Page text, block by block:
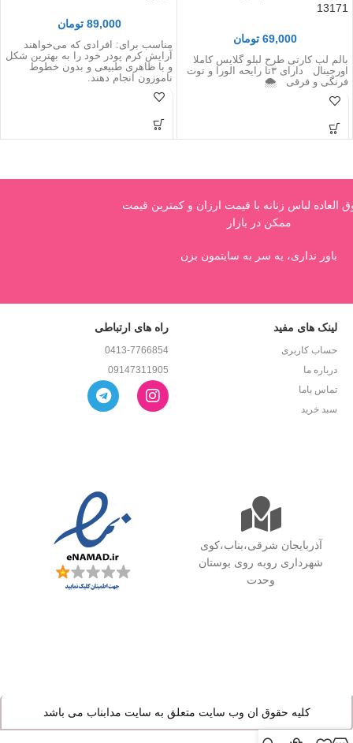
13171
69,000 تومان
بالم لب کارتی طرح لبلو گلايس كاملا
اورجينال دارای ۳تا رایحه الورا و توت
فرنگی و فرقی 🌨
89,000 تومان
مناسب برای: افرادی که می‌خواهند
آرایش کرم پودر خود را به بهترین شکل
و با ظاهری طبیعی و بدون خطوط
ناموزون انجام دهند.
لباس زنانه با قیمت ارزان و کمترین قیمت
ممکن در بازار
باور نداری، یه سر به سایتمون بزن
لینک های مفید
حساب کاربری
درباره ما
تماس باما
سبد خرید
راه های ارتباطی
0413-7766854
09147311905
آذربایجان شرقی،بناب،کوی
شهرداری روبه روی بوستان
وحدت
کلیه حقوق ان وب سایت متعلق به سایت مدابناب می باشد